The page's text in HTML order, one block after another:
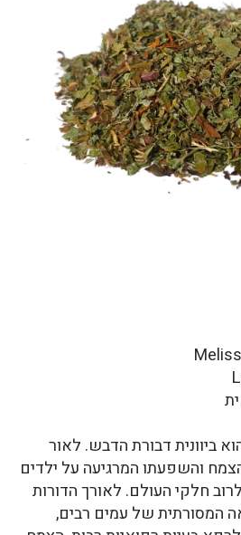
ביוונית דבורת הדבש. לאור
והשפעתו המרגיעה על ילדים
חלקי העולם. לאורך הדורות
המסורתית של עמים רבים,